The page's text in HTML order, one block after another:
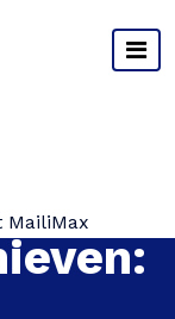
MailiMax